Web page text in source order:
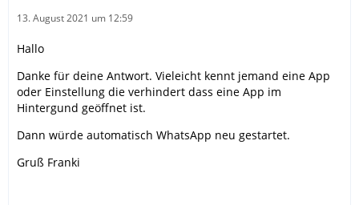
13. August 2021 um 12:59
Hallo
Danke für deine Antwort. Vieleicht kennt jemand eine App
oder Einstellung die verhindert dass eine App im
Hintergund geöffnet ist.
Dann würde automatisch WhatsApp neu gestartet.
Gruß Franki